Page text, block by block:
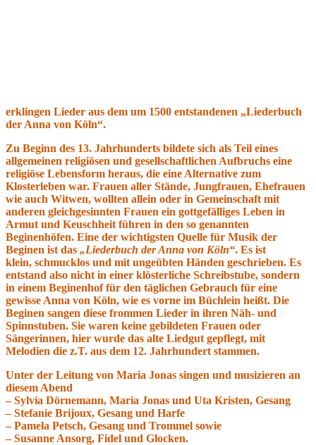
erklingen Lieder aus dem um 1500 entstandenen „Liederbuch
der Anna von Köln“.
Zu Beginn des 13. Jahrhunderts bildete sich als Teil eines
allgemeinen religiösen und gesellschaftlichen Aufbruchs eine
religiöse Lebensform heraus, die eine Alternative zum
Klosterleben war. Frauen aller Stände, Jungfrauen, Ehefrauen
wie auch Witwen, wollten allein oder in Gemeinschaft mit
anderen gleichgesinnten Frauen ein gottgefälliges Leben in
Armut und Keuschheit führen in den so genannten
Beginenhöfen. Eine der wichtigsten Quelle für Musik der
Beginen ist das „Liederbuch der Anna von Köln“. Es ist
klein, schmucklos und mit ungeübten Händen geschrieben. Es
entstand also nicht in einer klösterliche Schreibstube, sondern
in einem Beginenhof für den täglichen Gebrauch für eine
gewisse Anna von Köln, wie es vorne im Büchlein heißt. Die
Beginen sangen diese frommen Lieder in ihren Näh- und
Spinnstuben. Sie waren keine gebildeten Frauen oder
Sängerinnen, hier wurde das alte Liedgut gepflegt, mit
Melodien die z.T. aus dem 12. Jahrhundert stammen.
Unter der Leitung von Maria Jonas singen und musizieren an
diesem Abend
– Sylvia Dörnemann, Maria Jonas und Uta Kristen, Gesang
– Stefanie Brijoux, Gesang und Harfe
– Pamela Petsch, Gesang und Trommel sowie
– Susanne Ansorg, Fidel und Glocken.